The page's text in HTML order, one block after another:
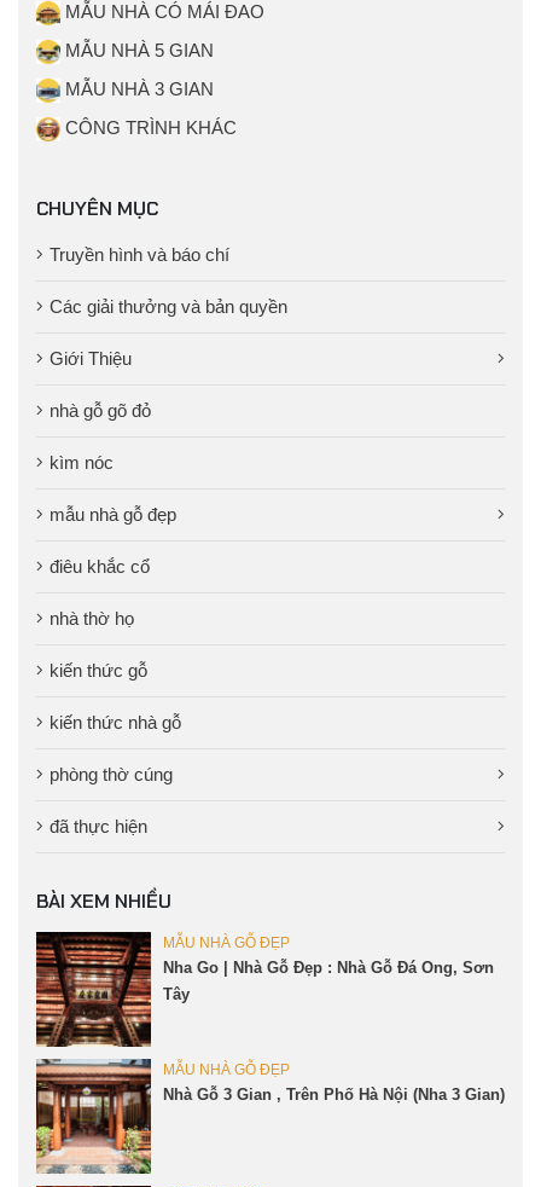
MẪU NHÀ CÓ MÁI ĐAO
MẪU NHÀ 5 GIAN
MẪU NHÀ 3 GIAN
CÔNG TRÌNH KHÁC
CHUYÊN MỤC
Truyền hình và báo chí
Các giải thưởng và bản quyền
Giới Thiệu
nhà gỗ gõ đỏ
kìm nóc
mẫu nhà gỗ đẹp
điêu khắc cổ
nhà thờ họ
kiến thức gỗ
kiến thức nhà gỗ
phòng thờ cúng
đã thực hiện
BÀI XEM NHIỀU
MẪU NHÀ GỖ ĐẸP
Nha Go | Nhà Gỗ Đẹp : Nhà Gỗ Đá Ong, Sơn
Tây
MẪU NHÀ GỖ ĐẸP
Nhà Gỗ 3 Gian , Trên Phố Hà Nội (Nha 3 Gian)